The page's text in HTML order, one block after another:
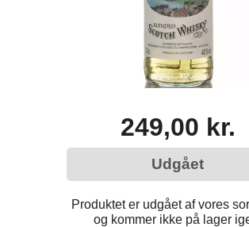
249,00 kr.
Udgået
Produktet er udgået af vores
og kommer ikke på lager